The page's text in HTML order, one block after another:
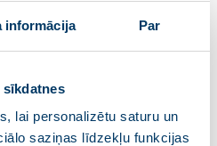
informācija Par
lai personalizētu saturu un
saziņas līdzekļu funkcijas
par dažādiem politikas
Miltons Frīdmans.
nepieciešamie
sistēmā.